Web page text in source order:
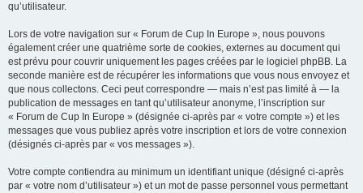
qu’utilisateur.
Lors de votre navigation sur « Forum de Cup In Europe », nous pouvons
également créer une quatrième sorte de cookies, externes au document qui
est prévu pour couvrir uniquement les pages créées par le logiciel phpBB. La
seconde manière est de récupérer les informations que vous nous envoyez et
que nous collectons. Ceci peut correspondre — mais n’est pas limité à — la
publication de messages en tant qu’utilisateur anonyme, l’inscription sur
« Forum de Cup In Europe » (désignée ci-après par « votre compte ») et les
messages que vous publiez après votre inscription et lors de votre connexion
(désignés ci-après par « vos messages »).
Votre compte contiendra au minimum un identifiant unique (désigné ci-après
par « votre nom d’utilisateur ») et un mot de passe personnel vous permettant